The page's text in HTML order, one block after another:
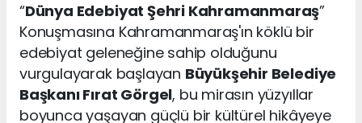
“Dünya Edebiyat Şehri Kahramanmaraş”
Konuşmasına Kahramanmaraş'ın köklü bir
edebiyat geleneğine sahip olduğunu
vurgulayarak başlayan Büyükşehir Belediye
Başkanı Fırat Görgel, bu mirasın yüzyıllar
boyunca yaşayan güçlü bir kültürel hikâyeye